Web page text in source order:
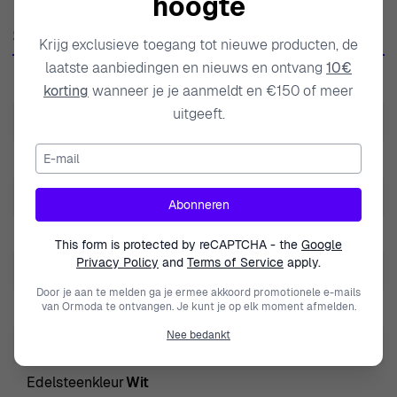
stijlen die resoneren met individuele expressie. Orphelia
gelooft dat sieraden meer zijn dan alleen accessoires; ze
zijn een reflectie van persoonlijke stijl en een symbool
van gekoesterde momenten. Met elke nieuwe collectie
blijft het merk innoveren terwijl het de klassieke
ontwerpen eert die het geliefd maken bij veeleisende
klanten. Door luxe te combineren met toegankelijkheid,
creëert Orphelia sieraden die vrouwen in staat stellen
hun innerlijke schoonheid te omarmen en hun uniciteit te
vieren. Of het nu gaat om alledaagse draagbaarheid, een
speciale gelegenheid of als een doordacht cadeau, de
stukken van Orphelia hebben een belangrijke plaats in
het leven van degenen die ze dragen.
Over Orphelia® 'Hazel' Dames Sterling Zilveren Oorbellen
- Roze
De 'Hazel' dames oorbellen van Orphelia, gemaakt van
Specificaties
SKUZO-7082/1
Gewicht
Modelnaam
GeslachtVrouwen
SluitingVlindersluiting
EdelsteenkleurWit
Krijg exclusieve toegang tot nieuwe producten, de
laatste aanbiedingen en nieuws en ontvang 10€
korting wanneer je je aanmeldt en €150 of meer
uitgeeft.
E-mail
Abonneren
This form is protected by reCAPTCHA - the Google
Privacy Policy and Terms of Service apply.
Door je aan te melden ga je ermee akkoord promotionele e-mails
van Ormoda te ontvangen. Je kunt je op elk moment afmelden.
Nee bedankt